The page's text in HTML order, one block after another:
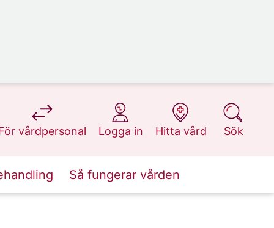
vårdpersonal
på 1177.se
Logga in
på 1177.se
Hitta vård
på 1177.se
Sök
på 1177.se
Så fungerar vården